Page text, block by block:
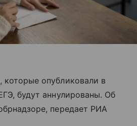
которые опубликовали в
будут аннулированы. Об
передает РИА